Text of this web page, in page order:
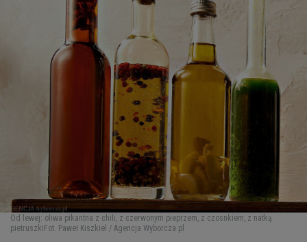
Od lewej: oliwa pikantna z chili, z czerwonym pieprzem, z czosnkiem, z natką
pietruszkiFot. Paweł Kiszkiel / Agencja Wyborcza.pl